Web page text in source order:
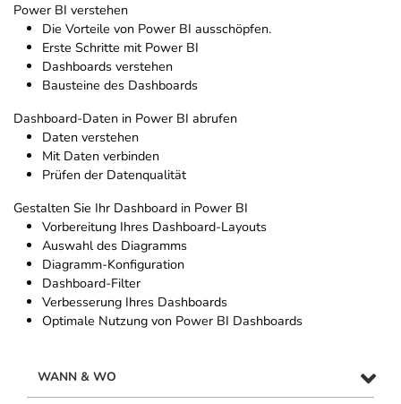
Power BI verstehen
Die Vorteile von Power BI ausschöpfen.
Erste Schritte mit Power BI
Dashboards verstehen
Bausteine des Dashboards
Dashboard-Daten in Power BI abrufen
Daten verstehen
Mit Daten verbinden
Prüfen der Datenqualität
Gestalten Sie Ihr Dashboard in Power BI
Vorbereitung Ihres Dashboard-Layouts
Auswahl des Diagramms
Diagramm-Konfiguration
Dashboard-Filter
Verbesserung Ihres Dashboards
Optimale Nutzung von Power BI Dashboards
WANN & WO